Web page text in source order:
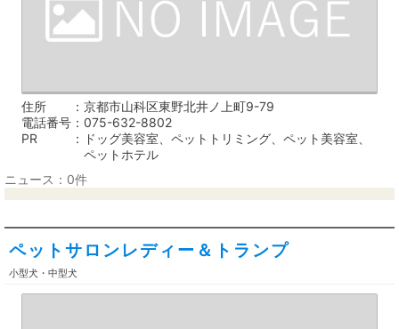
住所
京都市山科区東野北井ノ上町9-79
電話番号
075-632-8802
PR
ドッグ美容室、ペットトリミング、ペット美容室、
ペットホテル
ニュース：0件
ペットサロンレディー＆トランプ
小型犬・中型犬